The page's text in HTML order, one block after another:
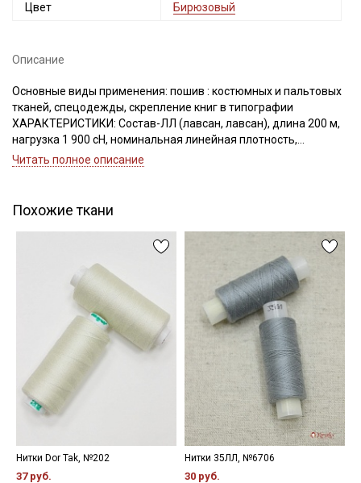
Цвет Бирюзовый
Описание
Основные виды применения: пошив : костюмных и пальтовых
тканей, спецодежды, скрепление книг в типографии
ХАРАКТЕРИСТИКИ: Состав-ЛЛ (лавсан, лавсан), длина 200 м,
нагрузка 1 900 сН, номинальная линейная плотность,
Текс(структура)- 43,5 (21Текс*2)
Читать полное описание
Похожие ткани
Нитки Dor Tak, №202
37 руб.
Нитки 35ЛЛ, №6706
30 руб.
Электронная почта
Подписаться
Ознакомлен(а) сПолитикой обработки персональных
данных
информационных рассылок